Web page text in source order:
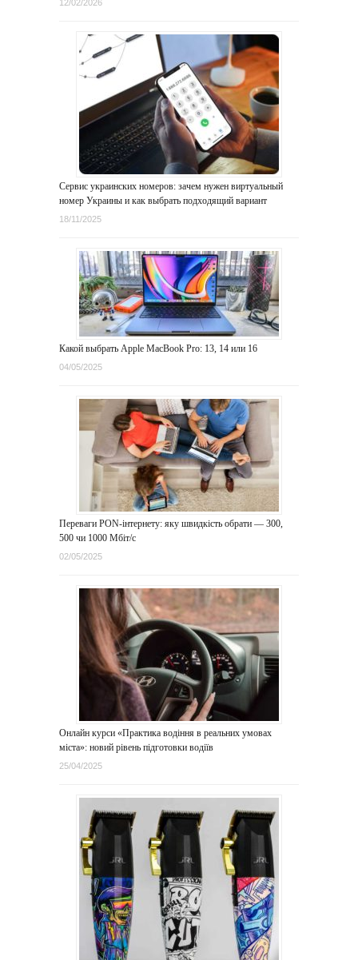
12/02/2026
Сервис украинских номеров: зачем нужен виртуальный
номер Украины и как выбрать подходящий вариант
18/11/2025
Какой выбрать Apple MacBook Pro: 13, 14 или 16
04/05/2025
Переваги PON-інтернету: яку швидкість обрати — 300,
500 чи 1000 Мбіт/с
02/05/2025
Онлайн курси «Практика водіння в реальних умовах
міста»: новий рівень підготовки водіїв
25/04/2025